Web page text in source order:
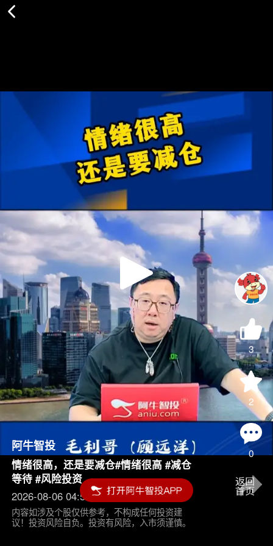
Play
Video
3
2
0
阿牛智投
情绪很高，还是要减仓#情绪很高 #减仓
等待 #风险投资
2026-08-06 04:55
内容如涉及个股仅供参考，不构成任何投资建
议！投资风险自负。投资有风险，入市须谨慎。